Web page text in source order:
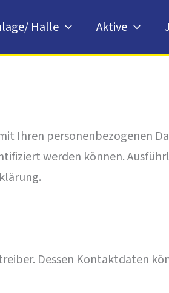
Halle Aktive
Ihren personenbezogenen
werden können.
Dessen Kontaktdaten